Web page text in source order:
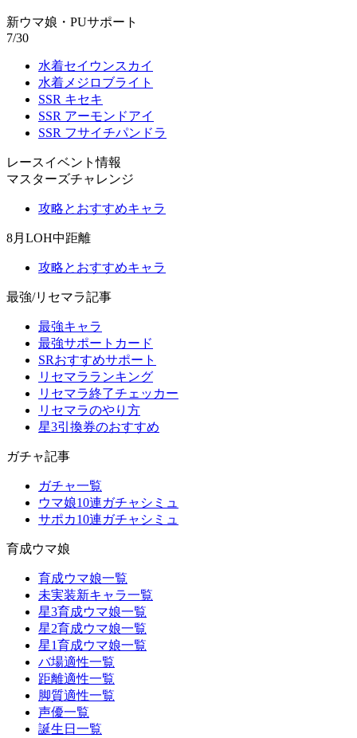
新ウマ娘・PUサポート
7/30
水着セイウンスカイ
水着メジロブライト
SSR キセキ
SSR アーモンドアイ
SSR フサイチパンドラ
レースイベント情報
マスターズチャレンジ
攻略とおすすめキャラ
8月LOH中距離
攻略とおすすめキャラ
最強/リセマラ記事
最強キャラ
最強サポートカード
SRおすすめサポート
リセマラランキング
リセマラ終了チェッカー
リセマラのやり方
星3引換券のおすすめ
ガチャ記事
ガチャ一覧
ウマ娘10連ガチャシミュ
サポカ10連ガチャシミュ
育成ウマ娘
育成ウマ娘一覧
未実装新キャラ一覧
星3育成ウマ娘一覧
星2育成ウマ娘一覧
星1育成ウマ娘一覧
バ場適性一覧
距離適性一覧
脚質適性一覧
声優一覧
誕生日一覧